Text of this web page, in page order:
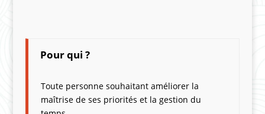
Pour qui ?
Toute personne souhaitant améliorer la
maîtrise de ses priorités et la gestion du